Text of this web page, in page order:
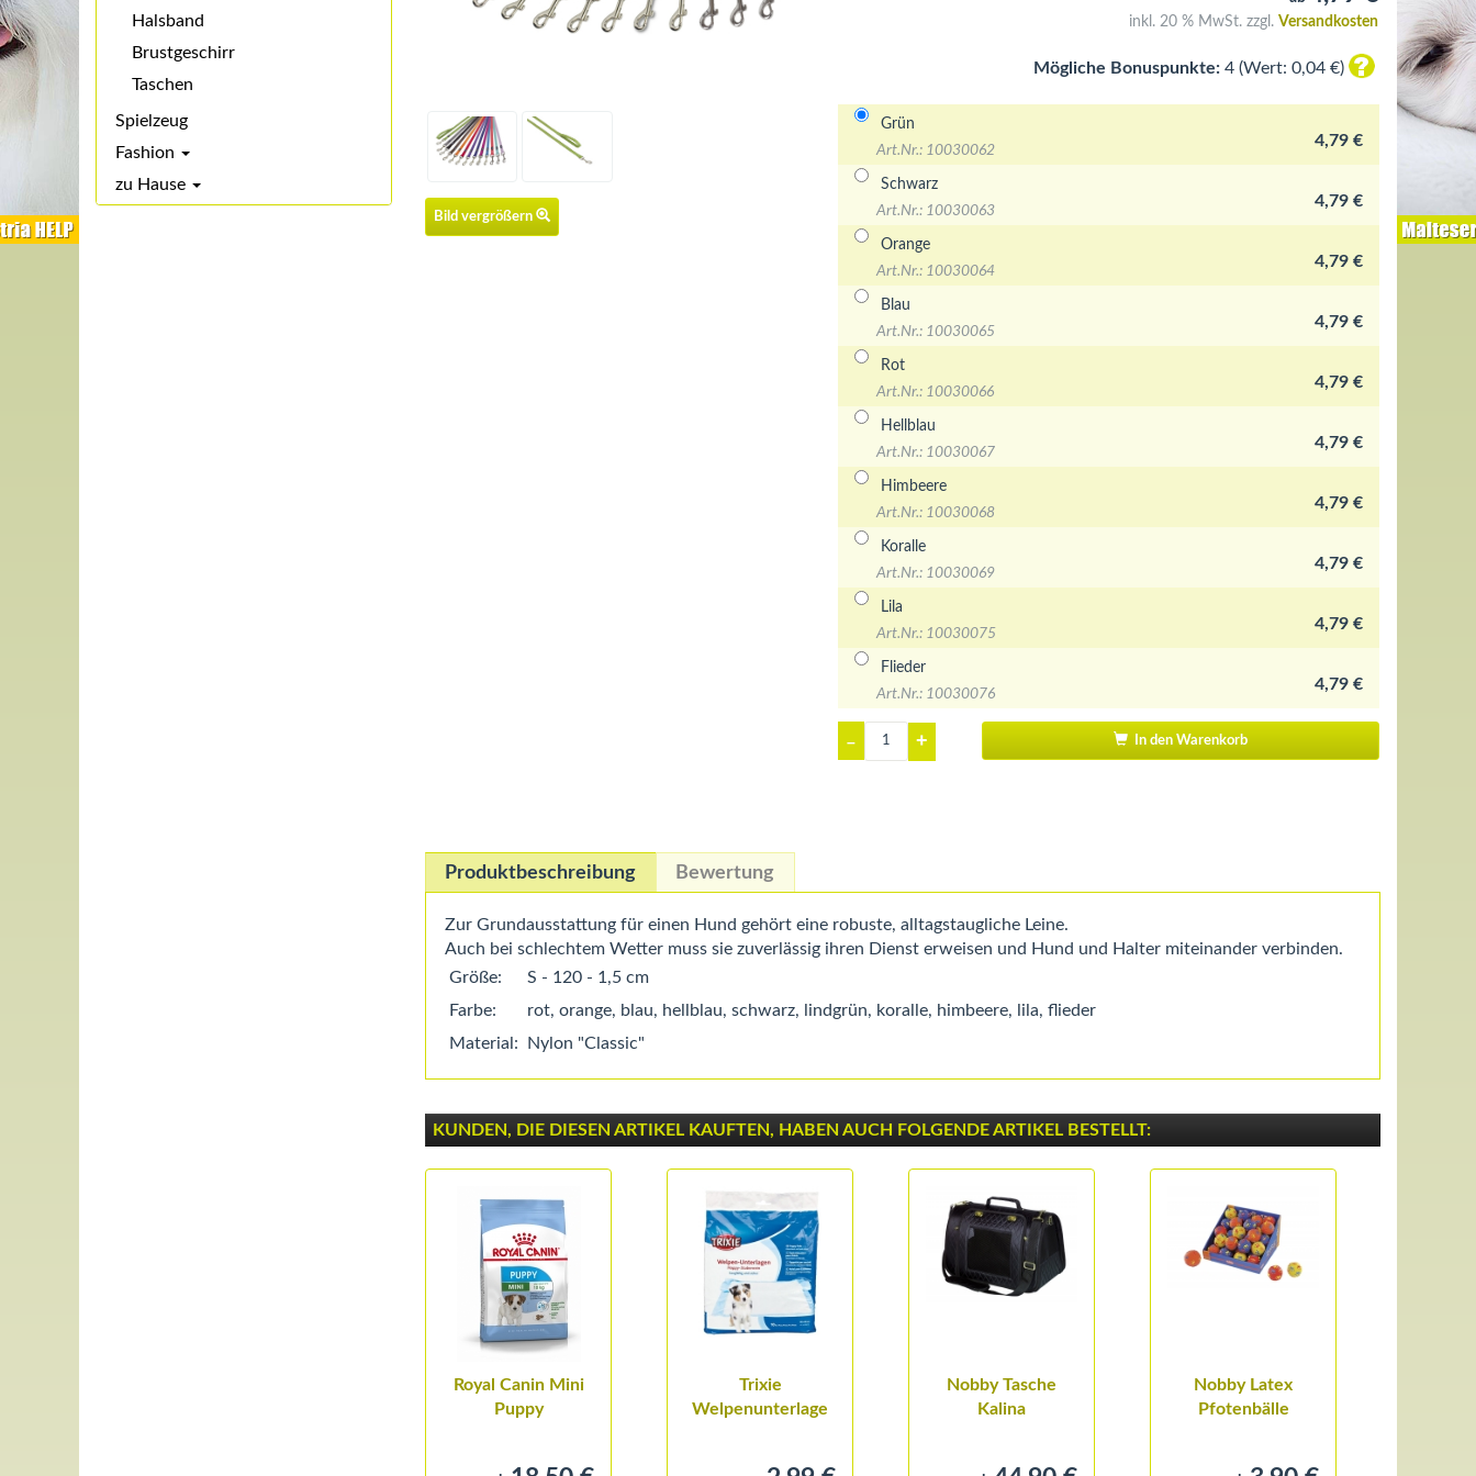
Halsband
Brustgeschirr
Taschen
Spielzeug
Fashion
zu Hause
inkl. 20 % MwSt. zzgl. Versandkosten
Mögliche Bonuspunkte: 4 (Wert: 0,04 €)
Bild vergrößern
Grün
Art.Nr.: 10030062
4,79 €
Schwarz
Art.Nr.: 10030063
4,79 €
Orange
Art.Nr.: 10030064
4,79 €
Blau
Art.Nr.: 10030065
4,79 €
Rot
Art.Nr.: 10030066
4,79 €
Hellblau
Art.Nr.: 10030067
4,79 €
Himbeere
Art.Nr.: 10030068
4,79 €
Koralle
Art.Nr.: 10030069
4,79 €
Lila
Art.Nr.: 10030075
4,79 €
Flieder
Art.Nr.: 10030076
4,79 €
– + In den Warenkorb
Produktbeschreibung
Zur Grundausstattung für einen Hund gehört eine robuste, alltagstaugliche Leine.
Auch bei schlechtem Wetter muss sie zuverlässig ihren Dienst erweisen und Hund und Halter miteinander verbinden.
Größe:
S - 120 - 1,5 cm
Farbe:
rot, orange, blau, hellblau, schwarz, lindgrün, koralle, himbeere, lila, flieder
Material:
Nylon "Classic"
Bewertung
KUNDEN, DIE DIESEN ARTIKEL KAUFTEN, HABEN AUCH FOLGENDE ARTIKEL BESTELLT:
Royal Canin Mini
Puppy
Trixie
Welpenunterlage
Nobby Tasche
Kalina
Nobby Latex
Pfotenbälle